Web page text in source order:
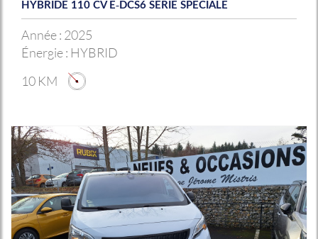
HYBRIDE 110 CV E-DCS6 SERIE SPECIALE
Année : 2025
Énergie : HYBRID
10 KM